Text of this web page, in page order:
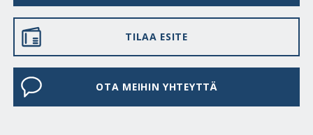
TILAA ESITE
OTA MEIHIN YHTEYTTÄ